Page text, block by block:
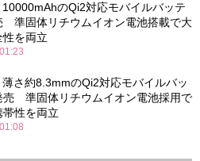
のQi2対応モバイルバッテ
準固体リチウムイオン電池搭載で大
を両立
さ約8.3mmのQi2対応モバイルバッ
売 準固体リチウムイオン電池採用で
性を両立